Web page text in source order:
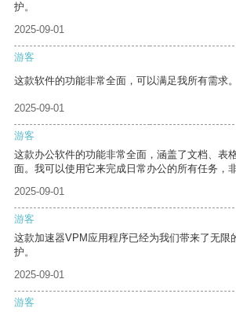
护。
2025-09-01
游客
这款软件的功能非常全面，可以满足我所有需求。
2025-09-01
游客
这款办公软件的功能非常全面，涵盖了文档、表
面。我可以使用它来完成日常办公的所有任务，非
2025-09-01
游客
这款加速器VPM应用程序已经为我们带来了无限
护。
2025-09-01
游客